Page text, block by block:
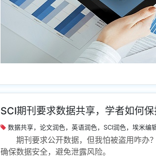
SCI期刊要求数据共享，学者如何保
数据共享，论文润色，英语润色，SCI润色，埃米编
期刊要求公开数据，但我怕被盗用咋办
确保数据安全，避免泄露风险。